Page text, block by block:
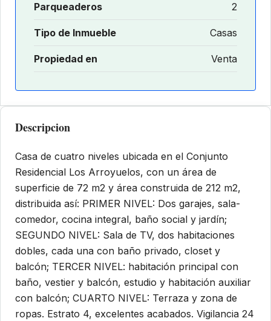
Parqueaderos 2
Tipo de Inmueble Casas
Propiedad en Venta
Descripcion
Casa de cuatro niveles ubicada en el Conjunto
Residencial Los Arroyuelos, con un área de
superficie de 72 m2 y área construida de 212 m2,
distribuida así: PRIMER NIVEL: Dos garajes, sala-
comedor, cocina integral, baño social y jardín;
SEGUNDO NIVEL: Sala de TV, dos habitaciones
dobles, cada una con baño privado, closet y
balcón; TERCER NIVEL: habitación principal con
baño, vestier y balcón, estudio y habitación auxiliar
con balcón; CUARTO NIVEL: Terraza y zona de
ropas. Estrato 4, excelentes acabados. Vigilancia 24